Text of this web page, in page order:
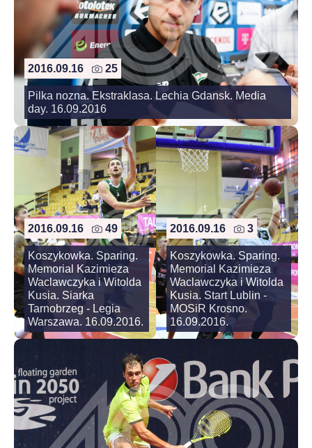
2016.09.16 25
Pilka nozna. Ekstraklasa. Lechia Gdansk. Media
day. 16.09.2016
2016.09.16 49
Koszykowka. Sparing.
Memorial Kazimieza
Waclawczyka i Witolda
Kusia. Siarka
Tarnobrzeg - Legia
Warszawa. 16.09.2016.
2016.09.16 3
Koszykowka. Sparing.
Memorial Kazimieza
Waclawczyka i Witolda
Kusia. Start Lublin -
MOSiR Krosno.
16.09.2016.